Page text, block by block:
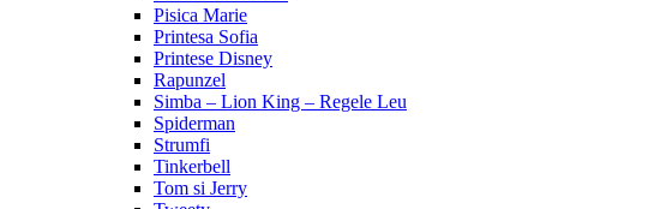
Pisica Marie
Printesa Sofia
Printese Disney
Rapunzel
Simba – Lion King – Regele Leu
Spiderman
Strumfi
Tinkerbell
Tom si Jerry